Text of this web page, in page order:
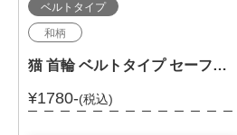
ベルトタイプ
和柄
猫 首輪 ベルトタイプ セーフティバックル 和柄 からくさ 唐草 セーフティバックル 303-002
¥1780-(税込)